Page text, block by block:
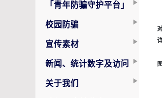
「青年防骗守护平台」
校园防骗
宣传素材
新闻、统计数字及访问
关于我们